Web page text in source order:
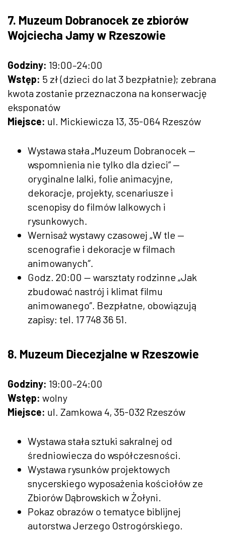
7. Muzeum Dobranocek ze zbiorów
Wojciecha Jamy w Rzeszowie
Godziny: 19:00–24:00
Wstęp: 5 zł (dzieci do lat 3 bezpłatnie); zebrana
kwota zostanie przeznaczona na konserwację
eksponatów
Miejsce: ul. Mickiewicza 13, 35-064 Rzeszów
Wystawa stała „Muzeum Dobranocek —
wspomnienia nie tylko dla dzieci” —
oryginalne lalki, folie animacyjne,
dekoracje, projekty, scenariusze i
scenopisy do filmów lalkowych i
rysunkowych.
Wernisaż wystawy czasowej „W tle —
scenografie i dekoracje w filmach
animowanych”.
Godz. 20:00 — warsztaty rodzinne „Jak
zbudować nastrój i klimat filmu
animowanego”. Bezpłatne, obowiązują
zapisy: tel. 17 748 36 51.
8. Muzeum Diecezjalne w Rzeszowie
Godziny: 19:00–24:00
Wstęp: wolny
Miejsce: ul. Zamkowa 4, 35-032 Rzeszów
Wystawa stała sztuki sakralnej od
średniowiecza do współczesności.
Wystawa rysunków projektowych
snycerskiego wyposażenia kościołów ze
Zbiorów Dąbrowskich w Żołyni.
Pokaz obrazów o tematyce biblijnej
autorstwa Jerzego Ostrogórskiego.